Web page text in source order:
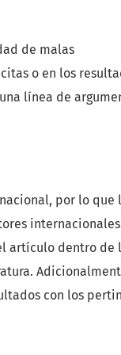
de malas
o en los
línea de
por lo que
artículo dentro de
con los